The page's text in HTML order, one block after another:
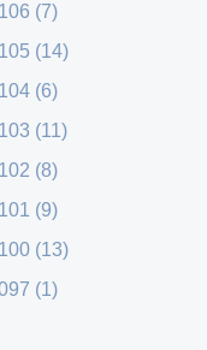
(7)
(14)
(6)
(11)
(8)
(9)
(13)
(1)